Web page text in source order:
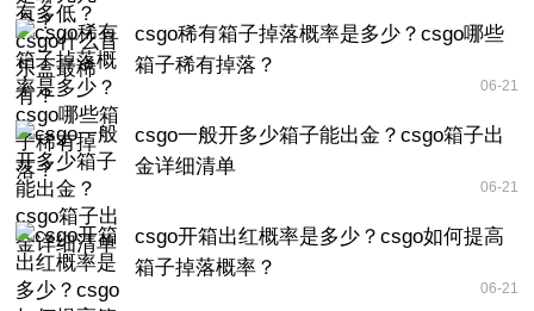
csgo稀有箱子掉落概率是多少？csgo哪些
箱子稀有掉落？
06-21
csgo一般开多少箱子能出金？csgo箱子出
金详细清单
06-21
csgo开箱出红概率是多少？csgo如何提高
箱子掉落概率？
06-21